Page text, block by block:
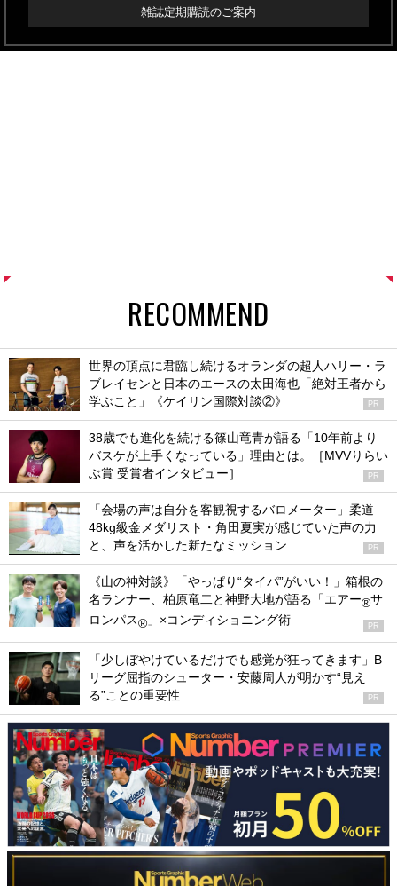
雑誌定期購読のご案内
RECOMMEND
世界の頂点に君臨し続けるオランダの超人ハリー・ラ
ブレイセンと日本のエースの太田海也「絶対王者から
学ぶこと」《ケイリン国際対談②》
PR
38歳でも進化を続ける篠山竜青が語る「10年前より
バスケが上手くなっている」理由とは。［MVVりらい
ぶ賞 受賞者インタビュー］
PR
「会場の声は自分を客観視するバロメーター」柔道
48kg級金メダリスト・角田夏実が感じていた声の力
と、声を活かした新たなミッション
PR
《山の神対談》「やっぱり“タイパ”がいい！」箱根の
名ランナー、柏原竜二と神野大地が語る「エアー®サ
ロンパス® 」×コンディショニング術 PR
「少しぼやけているだけでも感覚が狂ってきます」B
リーグ屈指のシューター・安藤周人が明かす“見え
る”ことの重要性
PR